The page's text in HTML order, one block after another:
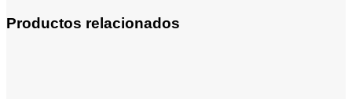
Productos relacionados